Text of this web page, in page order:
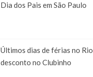
Dia dos Pais em São Paulo
Últimos dias de férias no
desconto no Clubinho